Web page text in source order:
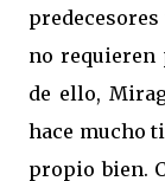
no requieren
de ello,
hace mucho
propio bien.